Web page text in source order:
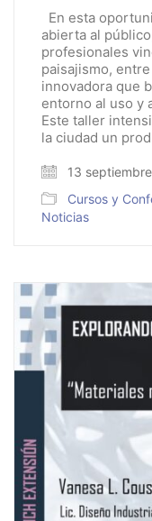
En esta
abierta al
profesionales
paisajismo,
innovadora que
entorno al uso y
Este taller
la ciudad un
13
Cursos y
Noticias